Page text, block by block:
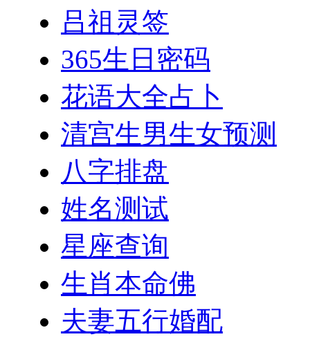
吕祖灵签
365生日密码
花语大全占卜
清宫生男生女预测
八字排盘
姓名测试
星座查询
生肖本命佛
夫妻五行婚配